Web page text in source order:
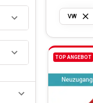
VW
TOP ANGEBOT